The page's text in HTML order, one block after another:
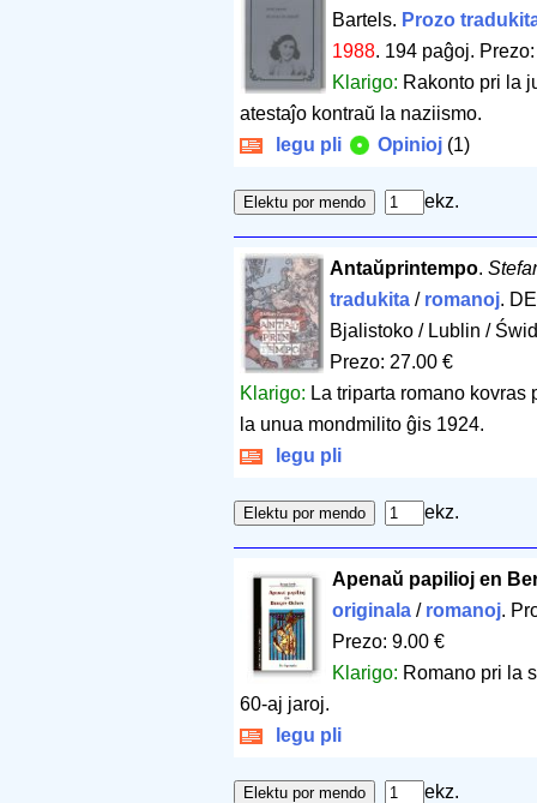
Bartels. Prozo
1988. 194 paĝoj.
Klarigo: Rakonto pri la
atestaĵo kontraŭ la naziismo.
legu pli
Opinioj (1)
ekz.
Antaŭprintempo.
tradukita / romanoj.
Bjalistoko / Lublin /
Prezo: 27.00 €
Klarigo: La triparta romano
la unua mondmilito ĝis 1924.
legu pli
ekz.
Apenaŭ papilioj en
originala / romanoj.
Prezo: 9.00 €
Klarigo: Romano pri la
60-aj jaroj.
legu pli
ekz.